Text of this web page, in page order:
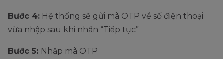
Bước 4: Hệ thống sẽ gửi mã OTP về số điện thoại
vừa nhập sau khi nhấn “Tiếp tục”
Bước 5: Nhập mã OTP